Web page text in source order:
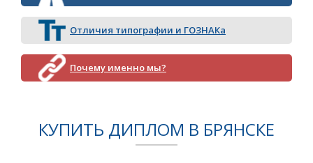
Отличия типографии и ГОЗНАКа
Почему именно мы?
КУПИТЬ ДИПЛОМ В БРЯНСКЕ